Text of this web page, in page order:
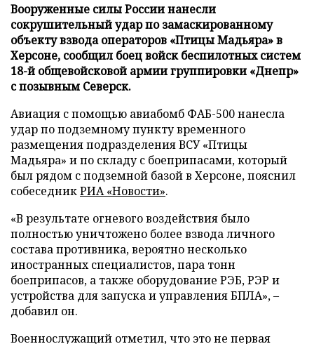
Вооруженные силы России нанесли
сокрушительный удар по замаскированному
объекту взвода операторов «Птицы Мадьяра» в
Херсоне, сообщил боец войск беспилотных систем
18-й общевойсковой армии группировки «Днепр»
с позывным Северск.
Авиация с помощью авиабомб ФАБ-500 нанесла
удар по подземному пункту временного
размещения подразделения ВСУ «Птицы
Мадьяра» и по складу с боеприпасами, который
был рядом с подземной базой в Херсоне, пояснил
собеседникРИА «Новости».
«В результате огневого воздействия было
полностью уничтожено более взвода личного
состава противника, вероятно несколько
иностранных специалистов, пара тонн
боеприпасов, а также оборудование РЭБ, РЭР и
устройства для запуска и управления БПЛА», –
добавил он.
Военнослужащий отметил, что это не первая